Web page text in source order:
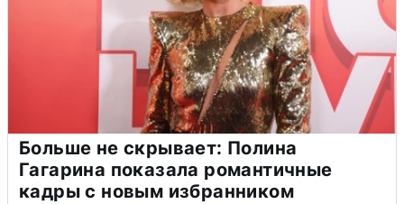
Больше не скрывает: Полина
Гагарина показала романтичные
кадры с новым избранником